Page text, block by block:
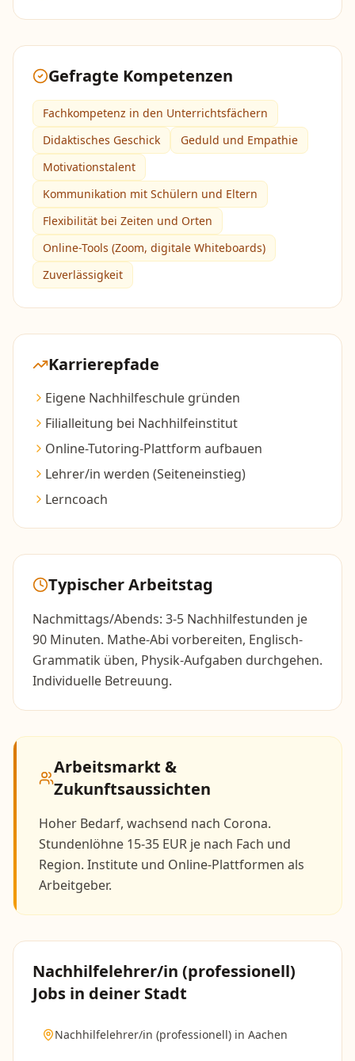
Gefragte Kompetenzen
Fachkompetenz in den Unterrichtsfächern
Didaktisches Geschick
Geduld und Empathie
Motivationstalent
Kommunikation mit Schülern und Eltern
Flexibilität bei Zeiten und Orten
Online-Tools (Zoom, digitale Whiteboards)
Zuverlässigkeit
Karrierepfade
Eigene Nachhilfeschule gründen
Filialleitung bei Nachhilfeinstitut
Online-Tutoring-Plattform aufbauen
Lehrer/in werden (Seiteneinstieg)
Lerncoach
Typischer Arbeitstag
Nachmittags/Abends: 3-5 Nachhilfestunden je
90 Minuten. Mathe-Abi vorbereiten, Englisch-
Grammatik üben, Physik-Aufgaben durchgehen.
Individuelle Betreuung.
Arbeitsmarkt &
Zukunftsaussichten
Hoher Bedarf, wachsend nach Corona.
Stundenlöhne 15-35 EUR je nach Fach und
Region. Institute und Online-Plattformen als
Arbeitgeber.
Nachhilfelehrer/in (professionell)
Jobs in deiner Stadt
Nachhilfelehrer/in (professionell) in Aachen